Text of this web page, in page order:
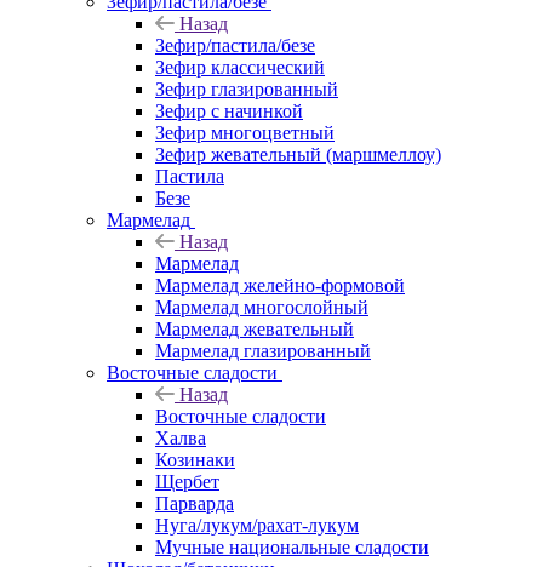
Назад
Зефир/пастила/безе
Зефир классический
Зефир глазированный
Зефир с начинкой
Зефир многоцветный
Зефир жевательный (маршмеллоу)
Пастила
Безе
Мармелад
Назад
Мармелад
Мармелад желейно-формовой
Мармелад многослойный
Мармелад жевательный
Мармелад глазированный
Восточные сладости
Назад
Восточные сладости
Халва
Козинаки
Щербет
Парварда
Нуга/лукум/рахат-лукум
Мучные национальные сладости